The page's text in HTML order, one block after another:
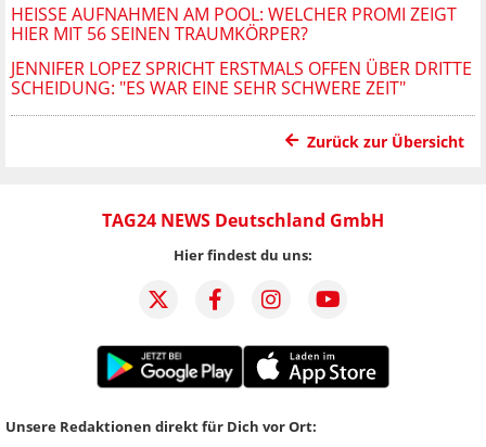
HEISSE AUFNAHMEN AM POOL: WELCHER PROMI ZEIGT H
IER MIT 56 SEINEN TRAUMKÖRPER?
JENNIFER LOPEZ SPRICHT ERSTMALS OFFEN ÜBER DRITTE
SCHEIDUNG: "ES WAR EINE SEHR SCHWERE ZEIT"
Zurück zur Übersicht
TAG24 NEWS Deutschland GmbH
Hier findest du uns:
Unsere Redaktionen direkt für Dich vor Ort: